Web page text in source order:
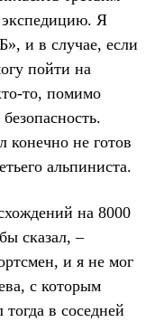
Я
и в случае, если
пойти на
то, помимо
конечно не готов
альпиниста.
на 8000
сказал, –
и я не мог
с которым
в соседней